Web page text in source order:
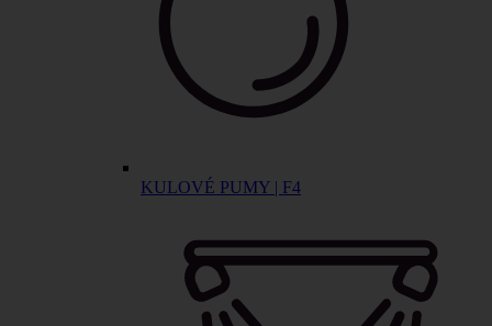
KULOVÉ PUMY | F4